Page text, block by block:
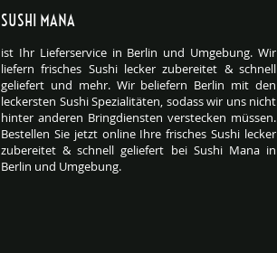
SUSHI MANA
ist Ihr Lieferservice in Berlin und Umgebung. Wir
liefern frisches Sushi lecker zubereitet & schnell
geliefert und mehr. Wir beliefern Berlin mit den
leckersten Sushi Spezialitäten, sodass wir uns nicht
hinter anderen Bringdiensten verstecken müssen.
Bestellen Sie jetzt online Ihre frisches Sushi lecker
zubereitet & schnell geliefert bei Sushi Mana in
Berlin und Umgebung.